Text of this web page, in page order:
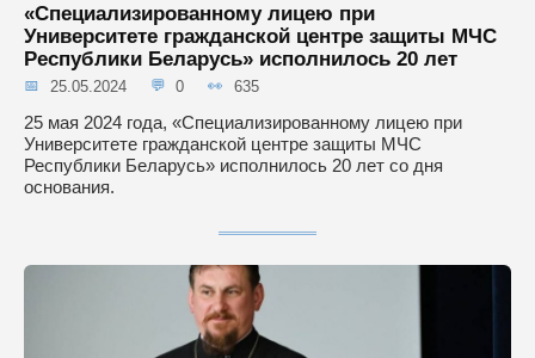
«Специализированному лицею при
Университете гражданской центре защиты МЧС
Республики Беларусь» исполнилось 20 лет
25.05.2024 0 635
25 мая 2024 года, «Специализированному лицею при
Университете гражданской центре защиты МЧС
Республики Беларусь» исполнилось 20 лет со дня
основания.